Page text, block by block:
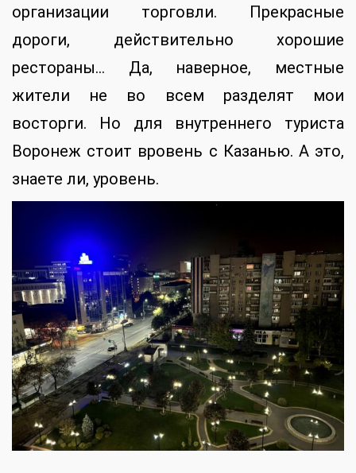
организации торговли. Прекрасные
дороги, действительно хорошие
рестораны… Да, наверное, местные
жители не во всем разделят мои
восторги. Но для внутреннего туриста
Воронеж стоит вровень с Казанью. А это,
знаете ли, уровень.